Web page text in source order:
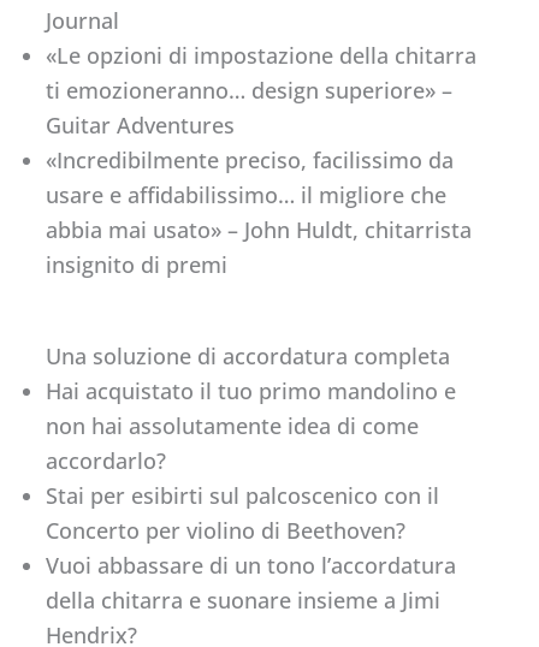
Journal
«Le opzioni di impostazione della chitarra
ti emozioneranno… design superiore» –
Guitar Adventures
«Incredibilmente preciso, facilissimo da
usare e affidabilissimo… il migliore che
abbia mai usato» – John Huldt, chitarrista
insignito di premi
Una soluzione di accordatura completa
Hai acquistato il tuo primo mandolino e
non hai assolutamente idea di come
accordarlo?
Stai per esibirti sul palcoscenico con il
Concerto per violino di Beethoven?
Vuoi abbassare di un tono l’accordatura
della chitarra e suonare insieme a Jimi
Hendrix?